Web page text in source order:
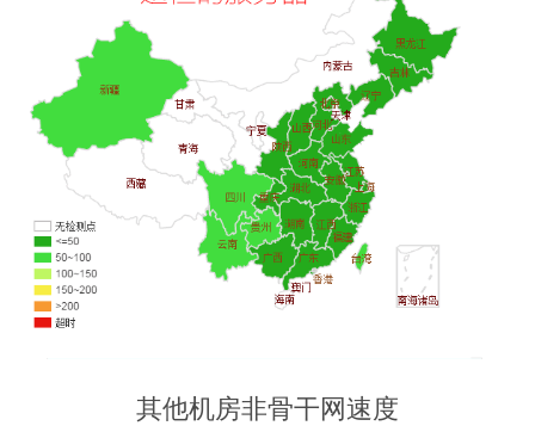
其他机房非骨干网速度